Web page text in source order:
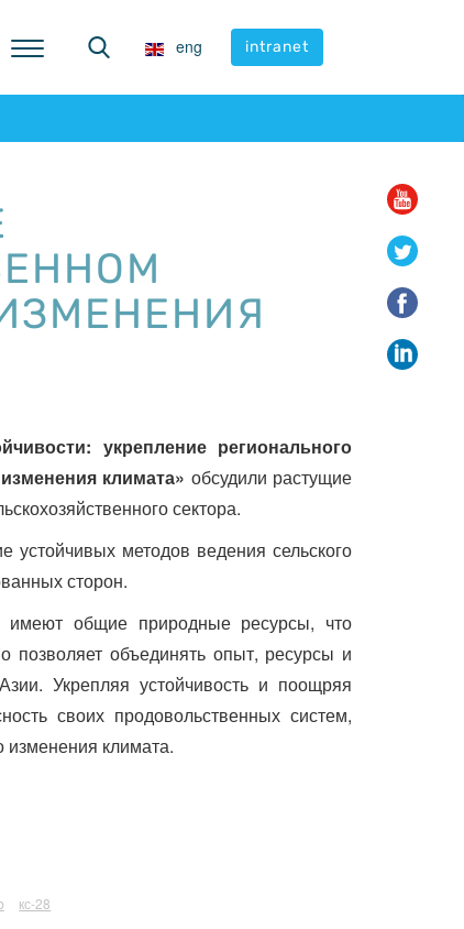
eng intranet
eng intranet
укрепление регионального
климата» обсудили растущие
сектора.
устойчивых методов ведения сельского
сторон.
общие природные ресурсы, что
позволяет объединять опыт, ресурсы и
Укрепляя устойчивость и поощряя
своих продовольственных систем,
изменения климата.
кс-28